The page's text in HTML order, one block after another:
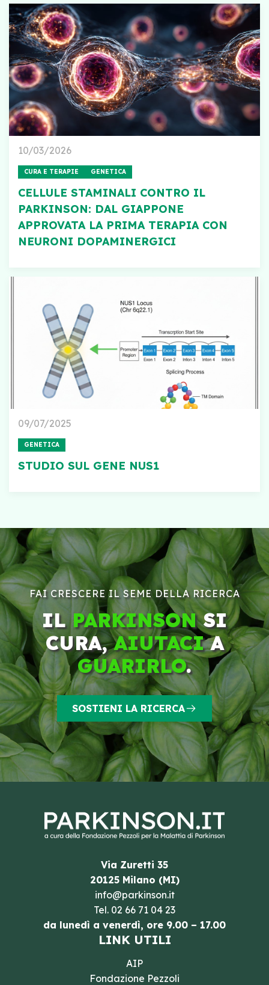
10/03/2026
CURA E TERAPIE GENETICA
CELLULE STAMINALI CONTRO IL
PARKINSON: DAL GIAPPONE
APPROVATA LA PRIMA TERAPIA CON
NEURONI DOPAMINERGICI
09/07/2025
GENETICA
STUDIO SUL GENE NUS1
FAI CRESCERE IL SEME DELLA RICERCA
ILPARKINSONSI
CURA,AIUTACIA
GUARIRLO.
SOSTIENI LA RICERCA
Via Zuretti 35
20125 Milano (MI)
info@parkinson.it
Tel. 02 66 71 04 23
da lunedì a venerdì, ore 9.00 – 17.00
LINK UTILI
AIP
Fondazione Pezzoli